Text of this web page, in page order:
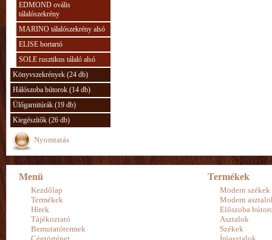
EDMOND ovális
tálalószekrény
MARINO tálalószekrény alsó
ELISE bortartó
SOLE rusztikus tálaló alsó
Könyvszekrények (24 db)
Hálószoba bútorok (14 db)
Ülőgarnitúrák (19 db)
Kiegészítők (26 db)
Nyomtatás
Menü
Kezdőlap
Termékek
Hírek
Tájékoztató
Bemutatótermek
Termékek
Modern székek
Modern
Előszoba
Asztalok
Székek